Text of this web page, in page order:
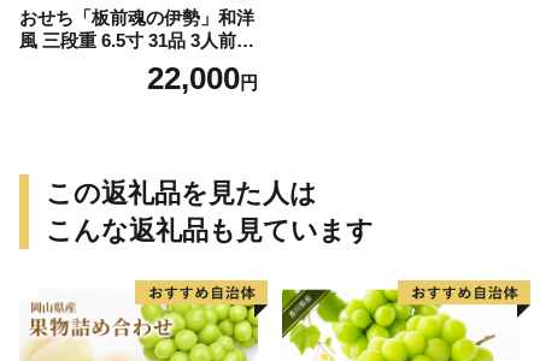
おせち「板前魂の伊勢」和洋
風 三段重 6.5寸 31品 3人前
【1位獲得 おせち料理 板前魂
贅沢おせち お節 惣菜 冷凍 先
22,000円
この返礼品を見た人は
こんな返礼品も見ています